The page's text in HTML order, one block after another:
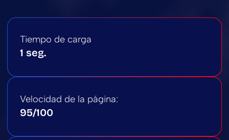
Tiempo de carga
1 seg.
Velocidad de la página:
95/100